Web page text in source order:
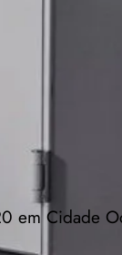
em Cidade